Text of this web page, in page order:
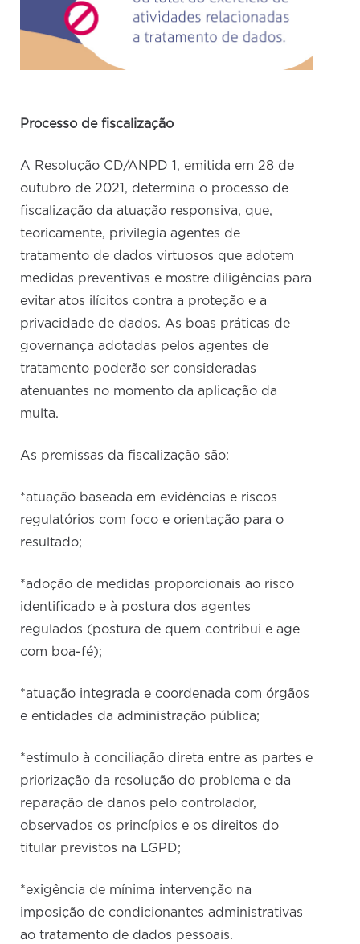
Processo de fiscalização
A Resolução CD/ANPD 1, emitida em 28 de
outubro de 2021, determina o processo de
fiscalização da atuação responsiva, que,
teoricamente, privilegia agentes de
tratamento de dados virtuosos que adotem
medidas preventivas e mostre diligências para
evitar atos ilícitos contra a proteção e a
privacidade de dados. As boas práticas de
governança adotadas pelos agentes de
tratamento poderão ser consideradas
atenuantes no momento da aplicação da
multa.
As premissas da fiscalização são:
*atuação baseada em evidências e riscos
regulatórios com foco e orientação para o
resultado;
*adoção de medidas proporcionais ao risco
identificado e à postura dos agentes
regulados (postura de quem contribui e age
com boa-fé);
*atuação integrada e coordenada com órgãos
e entidades da administração pública;
*estímulo à conciliação direta entre as partes e
priorização da resolução do problema e da
reparação de danos pelo controlador,
observados os princípios e os direitos do
titular previstos na LGPD;
*exigência de mínima intervenção na
imposição de condicionantes administrativas
ao tratamento de dados pessoais.